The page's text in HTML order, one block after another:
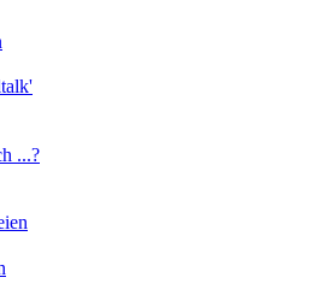
...?